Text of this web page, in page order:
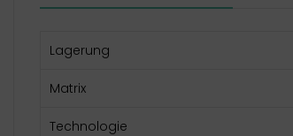
Lagerung
Matrix
Technologie